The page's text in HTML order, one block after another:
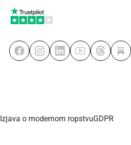
Izjava o modernom ropstvuGDPR